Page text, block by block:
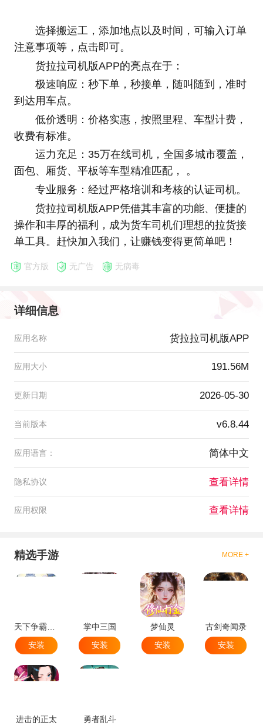
选择搬运工，添加地点以及时间，可输入订单
注意事项等，点击即可。
货拉拉司机版APP的亮点在于：
极速响应：秒下单，秒接单，随叫随到，准时
到达用车点。
低价透明：价格实惠，按照里程、车型计费，
收费有标准。
运力充足：35万在线司机，全国多城市覆盖，
面包、厢货、平板等车型精准匹配， 。
专业服务：经过严格培训和考核的认证司机。
货拉拉司机版APP凭借其丰富的功能、便捷的
操作和丰厚的福利，成为货车司机们理想的拉货接
单工具。赶快加入我们，让赚钱变得更简单吧！
官方版 无广告 无病毒
详细信息
应用名称 货拉拉司机版APP
应用大小 191.56M
更新日期 2026-05-30
当前版本 v6.8.44
应用语言： 简体中文
隐私协议 查看详情
应用权限 查看详情
精选手游 MORE +
天下争霸三国志
安装
掌中三国
安装
梦仙灵
安装
古剑奇闻录
安装
进击的正太
勇者乱斗